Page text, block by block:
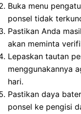
Buka menu
ponsel tidak
Pastikan Anda
akan meminta
Lepaskan tautan
menggunakannya
hari.
Pastikan daya
ponsel ke pengisi